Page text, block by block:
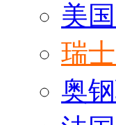
美
瑞
奥